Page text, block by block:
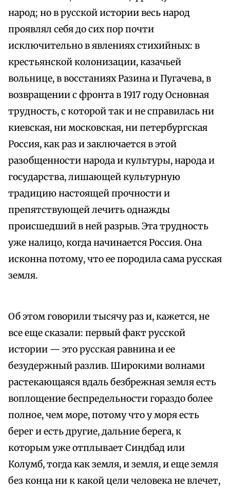
народ; но в русской истории весь народ
проявлял себя до сих пор почти
исключительно в явлениях стихийных: в
крестьянской колонизации, казачьей
вольнице, в восстаниях Разина и Пугачева, в
возвращении с фронта в 1917 году Основная
трудность, с которой так и не справилась ни
киевская, ни московская, ни петербургская
Россия, как раз и заключается в этой
разобщенности народа и культуры, народа и
государства, лишающей культурную
традицию настоящей прочности и
препятствующей лечить однажды
происшедший в ней разрыв. Эта трудность
уже налицо, когда начинается Россия. Она
исконна потому, что ее породила сама русская
земля.
Об этом говорили тысячу раз и, кажется, не
все еще сказали: первый факт русской
истории — это русская равнина и ее
безудержный разлив. Широкими волнами
растекающаяся вдаль безбрежная земля есть
воплощение беспредельности гораздо более
полное, чем море, потому что у моря есть
берег и есть другие, дальние берега, к
которым уже отплывает Синдбад или
Колумб, тогда как земля, и земля, и еще земля
без конца ни к какой цели человека не влечет,